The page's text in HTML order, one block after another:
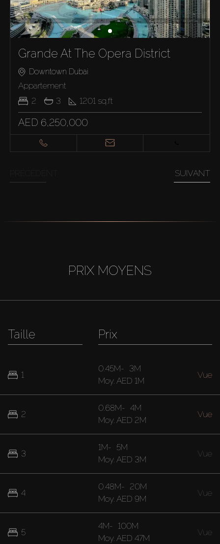
Grande At The Opera District
Downtown Dubai
Appartement
2
3 1201 sq.ft
AED 6,250,000
SUIVANT
PRIX MOYENS
Taille
1
2
3
4
5
Prix
0.45M- 3M
Moy. AED 1M
Vue
0.68M- 4M
Moy. AED 2M
Vue
1M- 5M
Moy. AED 3M
Vue
0.48M- 20M
Moy. AED 9M
Vue
4M- 100M
Moy. AED 47M
Vue